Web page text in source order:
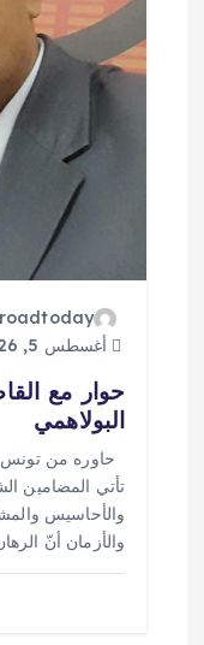
أغسطس 5, 2026
حوار مع
البولاهمي
حاوره من تونس
تأتي المضامين
والأحاسيس
والأزمان أنّ